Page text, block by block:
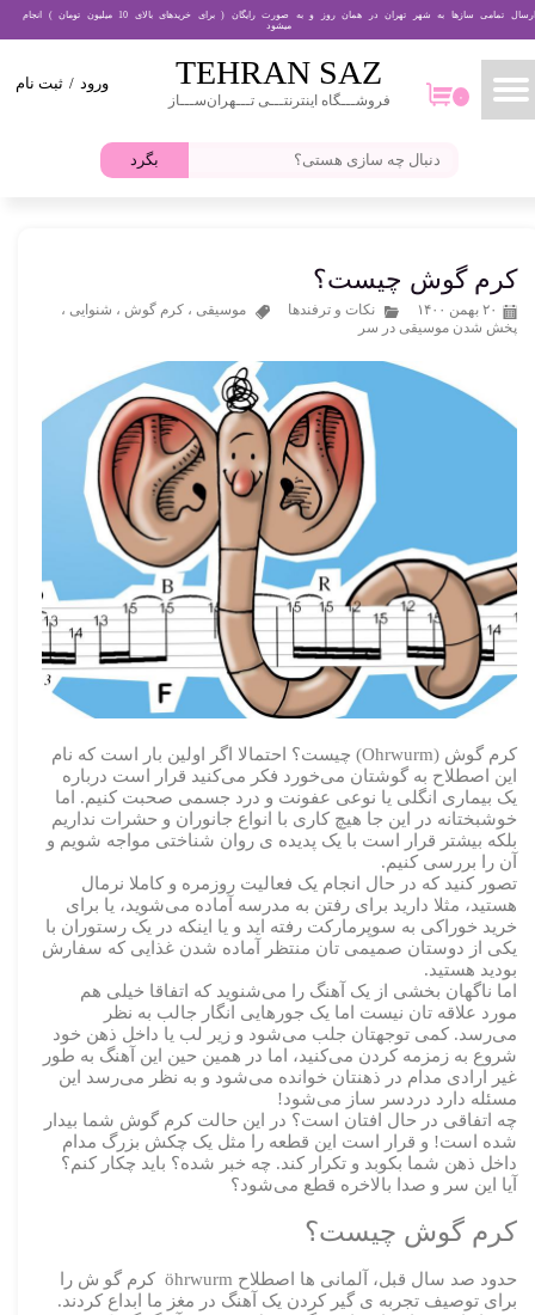
ورود / ثبت نام
تغییر گذر واژه
ارسال تمامی سازها به شهر تهران در همان روز و به صورت رایگان ( برای خریدهای بالای 10 میلیون تومان ) انجام
میشود
بگرد
TEHRAN​​​​​​​ SAZ
فروشـــگاه اینترنتـــی تـــهران‌ســـاز ۰
کرم گوش چیست؟
۲۰ بهمن ۱۴۰۰ نکات و ترفندها موسیقی ، کرم گوش ، شنوایی ،
پخش شدن موسیقی در سر
کرم گوش (Ohrwurm) چیست؟ احتمالا اگر اولین بار است که نام
این اصطلاح به گوشتان می‌خورد فکر می‌کنید قرار است درباره
یک بیماری انگلی یا نوعی عفونت و درد جسمی صحبت کنیم. اما
خوشبختانه در این جا هیچ کاری با انواع جانوران و حشرات نداریم
بلکه بیشتر قرار است با یک پدیده ی روان شناختی مواجه شویم و
آن را بررسی کنیم.
تصور کنید که در حال انجام یک فعالیت روزمره و کاملا نرمال
هستید، مثلا دارید برای رفتن به مدرسه آماده می‌شوید، یا برای
خرید خوراکی به سوپرمارکت رفته اید و یا اینکه در یک رستوران با
یکی از دوستان صمیمی تان منتظر آماده شدن غذایی که سفارش
بودید هستید.
اما ناگهان بخشی از یک آهنگ را می‌شنوید که اتفاقا خیلی هم
مورد علاقه تان نیست اما یک جورهایی انگار جالب به نظر
می‌رسد. کمی توجهتان جلب می‌شود و زیر لب یا داخل ذهن خود
شروع به زمزمه کردن می‌کنید، اما در همین حین این آهنگ به طور
غیر ارادی مدام در ذهنتان خوانده می‌شود و به نظر می‌رسد این
مسئله دارد دردسر ساز می‌شود!
چه اتفاقی در حال افتان است؟ در این حالت کرم گوش شما بیدار
شده است! و قرار است این قطعه را مثل یک چکش بزرگ مدام
داخل ذهن شما بکوبد و تکرار کند. چه خبر شده؟ باید چکار کنم؟
آیا این سر و صدا بالاخره قطع می‌شود؟
کرم گوش چیست؟
حدود صد سال قبل، آلمانی ها اصطلاح öhrwurm کرم گو ش را
برای توصیف تجربه ی گیر کردن یک آهنگ در مغز ما ابداع کردند.